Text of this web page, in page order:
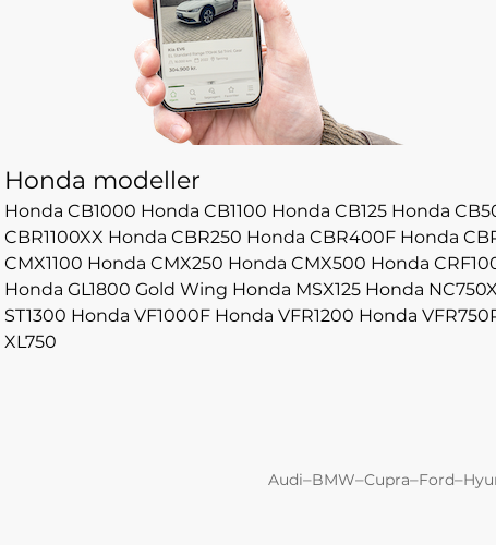
Honda modeller
Honda CB1000 Honda CB1100 Honda CB125 Honda
CBR1100XX Honda CBR250 Honda CBR400F Honda
CMX1100 Honda CMX250 Honda CMX500 Honda
Honda GL1800 Gold Wing Honda MSX125 Honda NC750X
ST1300 Honda VF1000F Honda VFR1200 Honda
XL750
Audi–BMW–Cupra–Ford–